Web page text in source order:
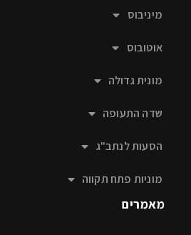
מיניבוס
אוטובוס
מונית גדולה
שדה התעופה
הסעות לנתב"ג
מוניות פתח תקווה
מאמרים